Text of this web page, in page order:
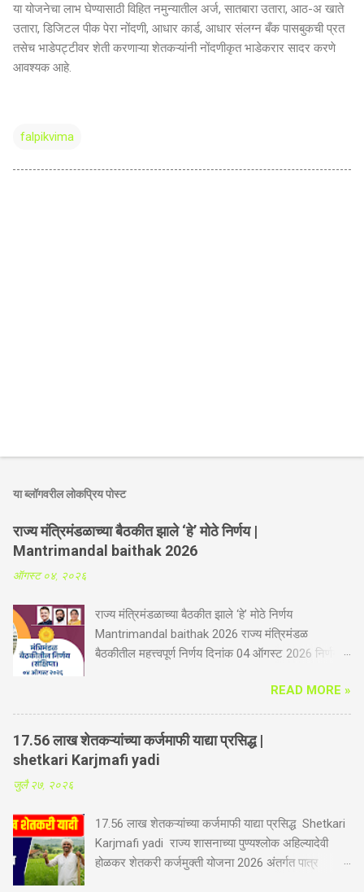
या योजनेचा लाभ घेण्यासाठी विहित नमुन्यातील अर्ज, सातबारा उतारा, आठ-अ खाते
उतारा, डिजिटल पीक पेरा नोंदणी, आधार कार्ड, आधार संलग्न बँक पासबुकची प्रत
तसेच भाडेपट्टीवर शेती करणाऱ्या शेतकऱ्यांनी नोंदणीकृत भाडेकरार सादर करणे
आवश्यक आहे.
falpikvima
या ब्लॉगवरील लोकप्रिय पोस्ट
राज्य मंत्रिमंडळाच्या बैठकीत झाले ‘हे’ मोठे निर्णय |
Mantrimandal baithak 2026
ऑगस्ट ०४, २०२६
राज्य मंत्रिमंडळाच्या बैठकीत झाले ‘हे’ मोठे निर्णय
Mantrimandal baithak 2026 राज्य मंत्रिमंडळ
बैठकीतील महत्त्वपूर्ण निर्णय दिनांक 04 ऑगस्ट 2026 निर्णय
सुरक्षा सानुग्रह अनुदान योजनेस आणखी तीन वर्षाची मुदतवाढ.
आता योजनेत भूमिहीन शेतमजूर व महिला शेतकऱ्यांचा समावेश
होणार. महिला शेतकरी सक्षमीकरण कायद्यामुळे दिलासा. यापूर्वी
ही योजना कुटुंबातील दोनच सदस्यांना लागू होती, आता ही
योजना शेतकऱ्यांच्या कुटुंबातील सर्व सदस्यांना लागू होणार आहे.
रस्त्यावरील अपघात, वाहन अपघात, तसेच, अन्य कोणत्याही
कारणांमुळे होणारे अपघात, यामुळे मृत्यू ओढवतो किंवा अपंगत्व
येते. अशा अपघातग्रस्त शेतकऱ्यांस किंवा त्यांच्या कुटुंबास
READ MORE »
17.56 लाख शेतकऱ्यांच्या कर्जमाफी याद्या प्रसिद्ध |
shetkari Karjmafi yadi
जुलै २७, २०२६
17.56 लाख शेतकऱ्यांच्या कर्जमाफी याद्या प्रसिद्ध Shetkari
Karjmafi yadi राज्य शासनाच्या पुण्यश्लोक अहिल्यादेवी
होळकर शेतकरी कर्जमुक्ती योजना 2026 अंतर्गत पात्र